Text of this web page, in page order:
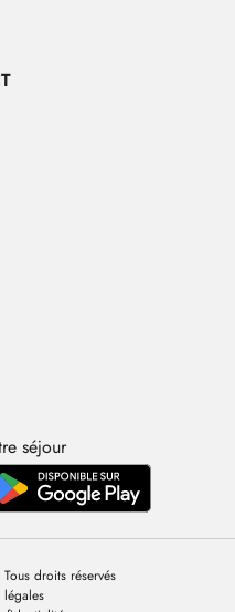
séjour
droits réservés
légales